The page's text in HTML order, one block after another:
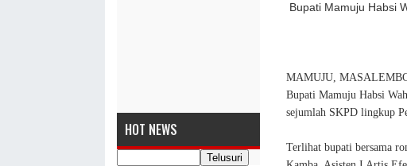
HOT NEWS
Bupati Mamuju Habsi
MAMUJU,
Bupati Mamuju Habsi
sejumlah SKPD lingkup
Terlihat bupati bersama